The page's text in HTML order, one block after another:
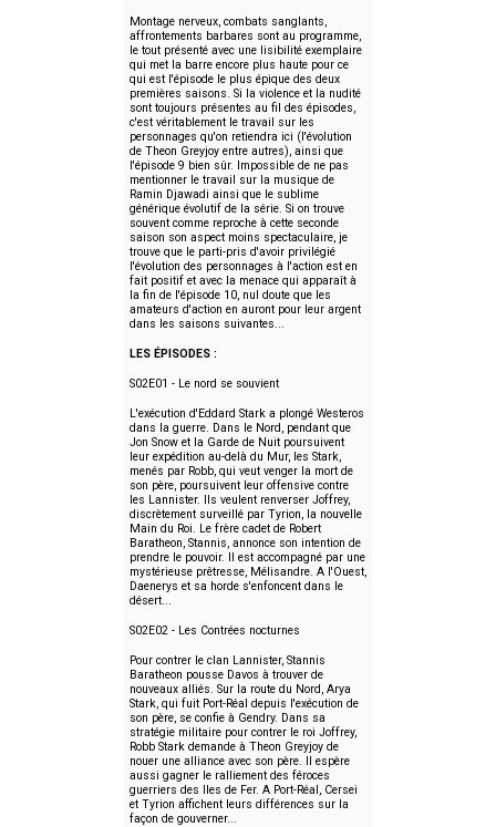
Montage nerveux, combats sanglants,
affrontements barbares sont au programme,
le tout présenté avec une lisibilité exemplaire
qui met la barre encore plus haute pour ce
qui est l'épisode le plus épique des deux
premières saisons. Si la violence et la nudité
sont toujours présentes au fil des épisodes,
c'est véritablement le travail sur les
personnages qu'on retiendra ici (l'évolution
de Theon Greyjoy entre autres), ainsi que
l'épisode 9 bien sûr. Impossible de ne pas
mentionner le travail sur la musique de
Ramin Djawadi ainsi que le sublime
générique évolutif de la série. Si on trouve
souvent comme reproche à cette seconde
saison son aspect moins spectaculaire, je
trouve que le parti-pris d'avoir privilégié
l'évolution des personnages à l'action est en
fait positif et avec la menace qui apparaît à
la fin de l'épisode 10, nul doute que les
amateurs d'action en auront pour leur argent
dans les saisons suivantes...
LES ÉPISODES :
S02E01 - Le nord se souvient
L'exécution d'Eddard Stark a plongé Westeros
dans la guerre. Dans le Nord, pendant que
Jon Snow et la Garde de Nuit poursuivent
leur expédition au-delà du Mur, les Stark,
menés par Robb, qui veut venger la mort de
son père, poursuivent leur offensive contre
les Lannister. Ils veulent renverser Joffrey,
discrètement surveillé par Tyrion, la nouvelle
Main du Roi. Le frère cadet de Robert
Baratheon, Stannis, annonce son intention de
prendre le pouvoir. Il est accompagné par une
mystérieuse prêtresse, Mélisandre. A l'Ouest,
Daenerys et sa horde s'enfoncent dans le
désert...
S02E02 - Les Contrées nocturnes
Pour contrer le clan Lannister, Stannis
Baratheon pousse Davos à trouver de
nouveaux alliés. Sur la route du Nord, Arya
Stark, qui fuit Port-Réal depuis l'exécution de
son père, se confie à Gendry. Dans sa
stratégie militaire pour contrer le roi Joffrey,
Robb Stark demande à Theon Greyjoy de
nouer une alliance avec son père. Il espère
aussi gagner le ralliement des féroces
guerriers des Iles de Fer. A Port-Réal, Cersei
et Tyrion affichent leurs différences sur la
façon de gouverner...